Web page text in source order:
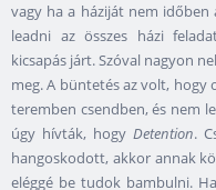
vagy ha a háziját nem
leadni az összes házi
kicsapás járt. Szóval nagyon
meg. A büntetés az volt,
teremben csendben, és nem
úgy hívták, hogy Detention.
hangoskodott, akkor annak
eléggé be tudok bambulni.